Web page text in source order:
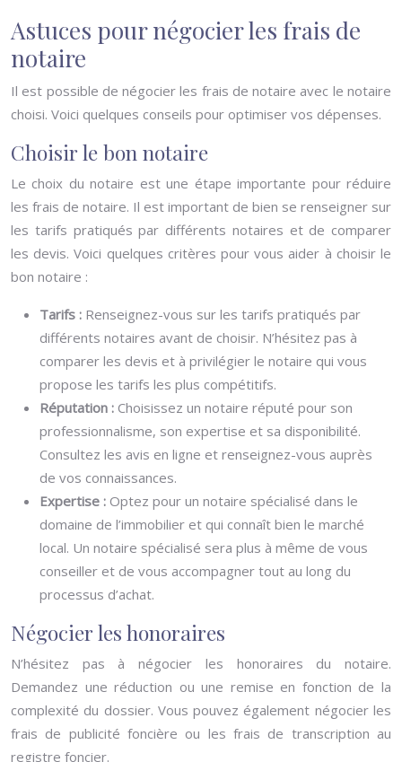
Astuces pour négocier les frais de
notaire
Il est possible de négocier les frais de notaire avec le notaire
choisi. Voici quelques conseils pour optimiser vos dépenses.
Choisir le bon notaire
Le choix du notaire est une étape importante pour réduire
les frais de notaire. Il est important de bien se renseigner sur
les tarifs pratiqués par différents notaires et de comparer
les devis. Voici quelques critères pour vous aider à choisir le
bon notaire :
Tarifs : Renseignez-vous sur les tarifs pratiqués par
différents notaires avant de choisir. N’hésitez pas à
comparer les devis et à privilégier le notaire qui vous
propose les tarifs les plus compétitifs.
Réputation : Choisissez un notaire réputé pour son
professionnalisme, son expertise et sa disponibilité.
Consultez les avis en ligne et renseignez-vous auprès
de vos connaissances.
Expertise : Optez pour un notaire spécialisé dans le
domaine de l’immobilier et qui connaît bien le marché
local. Un notaire spécialisé sera plus à même de vous
conseiller et de vous accompagner tout au long du
processus d’achat.
Négocier les honoraires
N’hésitez pas à négocier les honoraires du notaire.
Demandez une réduction ou une remise en fonction de la
complexité du dossier. Vous pouvez également négocier les
frais de publicité foncière ou les frais de transcription au
registre foncier.